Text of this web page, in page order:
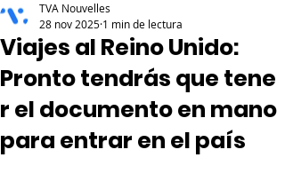
Viajes al Reino Unido:
Pronto tendrás que tene
r el documento en mano
para entrar en el país
TVA Nouvelles
28 nov 2025 1 min de lectura